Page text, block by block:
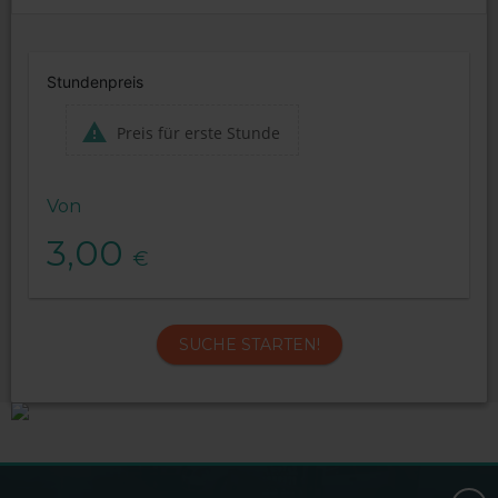
Stundenpreis
Preis für erste Stunde
Von
3,00 €
SUCHE STARTEN!